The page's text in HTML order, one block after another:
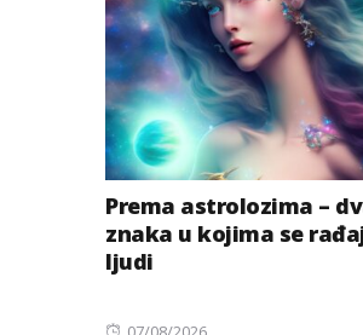
Prema astrolozima –
znaka u kojima se
ljudi